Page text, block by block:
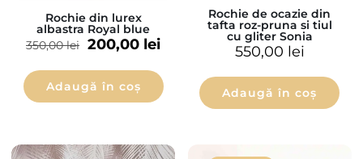
Rochie din lurex
albastra Royal blue
350,00lei 200,00 lei
Adaugă în coș
Rochie de ocazie din
tafta roz-pruna si tiul
cu gliter Sonia
550,00 lei
Adaugă în coș